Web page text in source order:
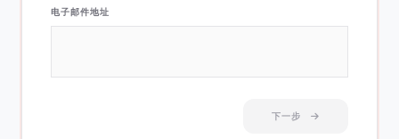
电子邮件地址
下一步